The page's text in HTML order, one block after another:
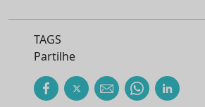
TAGS
Partilhe